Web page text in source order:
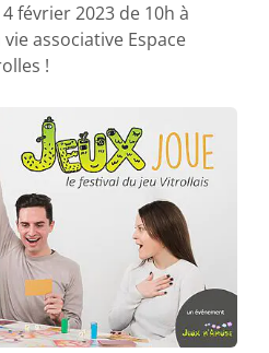
février 2023 de 10h à
associative Espace
!